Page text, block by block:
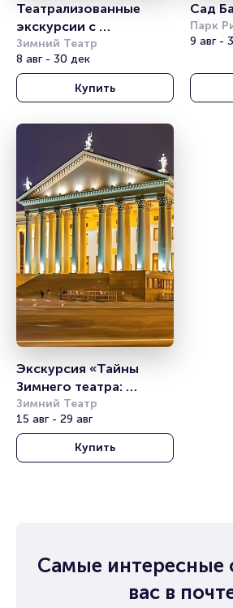
Театрализованные
экскурсии с
фонарщиком
Фаролеро. Маршрут:
Сочи. Центральный
Зимний Театр
8 авг - 30 дек
Купить
Сад
Парк
9 авг -
Экскурсия «Тайны
Зимнего театра:
Путешествие в мир
Зимний Театр
15 авг - 29 авг
Купить
Самые интересные
вас в